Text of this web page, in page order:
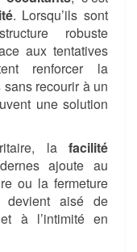
. Lorsqu’ils sont
robuste
aux tentatives
renforcer la
sans recourir à un
une solution
la facilité
ajoute au
ou la fermeture
devient aisé de
à l’intimité en